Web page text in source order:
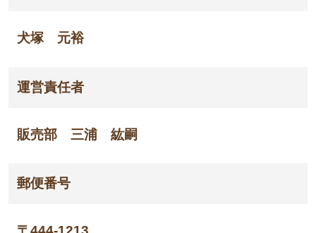
犬塚 元裕
運営責任者
販売部 三浦 紘嗣
郵便番号